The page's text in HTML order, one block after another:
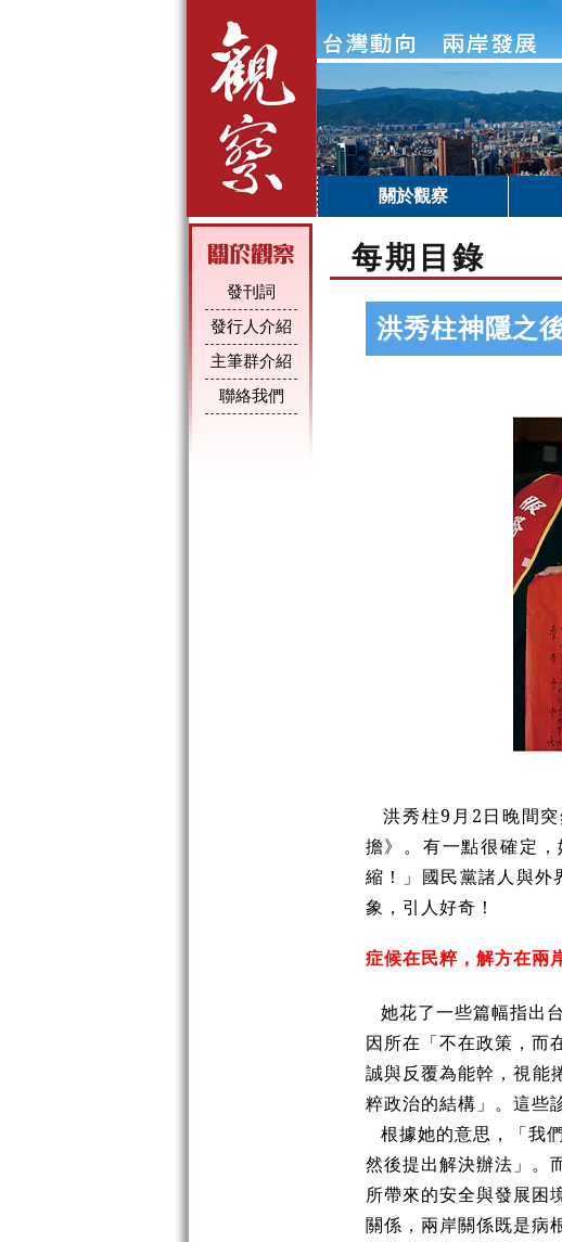
關於觀察
發刊詞
發行人介紹
主筆群介紹
聯絡我們
每期目錄
洪秀柱神隱之
洪秀柱9月2日晚間突
擔》。有一點很確定
縮！」國民黨諸人與
象，引人好奇！
症候在民粹，解方在兩
她花了一些篇幅指出
因所在「不在政策，而
誠與反覆為能幹，視能
粹政治的結構」。這些
根據她的意思，「我
然後提出解決辦法」。
所帶來的安全與發展困
關係，兩岸關係既是病